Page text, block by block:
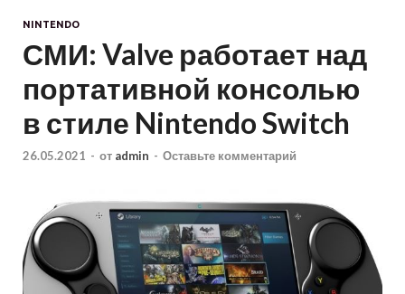
NINTENDO
СМИ: Valve работает над
портативной консолью
в стиле Nintendo Switch
26.05.2021 - от admin - Оставьте комментарий